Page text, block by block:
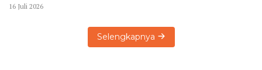
16 Juli 2026
Selengkapnya